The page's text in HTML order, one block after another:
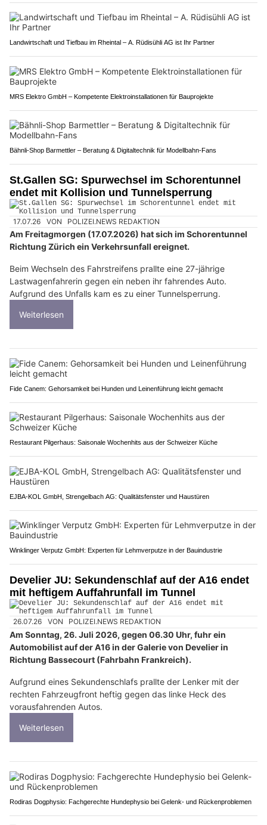
Landwirtschaft und Tiefbau im Rheintal – A. Rüdisühli AG ist Ihr Partner
MRS Elektro GmbH – Kompetente Elektroinstallationen für Bauprojekte
Bähnli-Shop Barmettler – Beratung & Digitaltechnik für Modellbahn-Fans
St.Gallen SG: Spurwechsel im Schorentunnel
endet mit Kollision und Tunnelsperrung
17.07.26 VON POLIZEI.NEWS REDAKTION
Am Freitagmorgen (17.07.2026) hat sich im Schorentunnel
Richtung Zürich ein Verkehrsunfall ereignet.
Beim Wechseln des Fahrstreifens prallte eine 27-jährige
Lastwagenfahrerin gegen ein neben ihr fahrendes Auto.
Aufgrund des Unfalls kam es zu einer Tunnelsperrung.
Weiterlesen
Fide Canem: Gehorsamkeit bei Hunden und Leinenführung leicht gemacht
Restaurant Pilgerhaus: Saisonale Wochenhits aus der Schweizer Küche
EJBA-KOL GmbH, Strengelbach AG: Qualitätsfenster und Haustüren
Winklinger Verputz GmbH: Experten für Lehmverputze in der Bauindustrie
Develier JU: Sekundenschlaf auf der A16 endet
mit heftigem Auffahrunfall im Tunnel
26.07.26 VON POLIZEI.NEWS REDAKTION
Am Sonntag, 26. Juli 2026, gegen 06.30 Uhr, fuhr ein
Automobilist auf der A16 in der Galerie von Develier in
Richtung Bassecourt (Fahrbahn Frankreich).
Aufgrund eines Sekundenschlafs prallte der Lenker mit der
rechten Fahrzeugfront heftig gegen das linke Heck des
vorausfahrenden Autos.
Weiterlesen
Rodiras Dogphysio: Fachgerechte Hundephysio bei Gelenk- und Rückenproblemen